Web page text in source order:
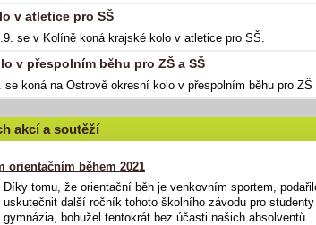
v atletice pro SŠ
se v Kolíně koná krajské kolo v atletice pro SŠ.
v přespolním běhu pro ZŠ a SŠ
se koná na Ostrově okresní kolo v přespolním běhu pro ZŠ
akcí a soutěží
orientačním během 2021
Díky tomu, že orientační běh je venkovním sportem,
uskutečnit další ročník tohoto školního závodu pro
gymnázia, bohužel tentokrát bez účasti našich absolventů.